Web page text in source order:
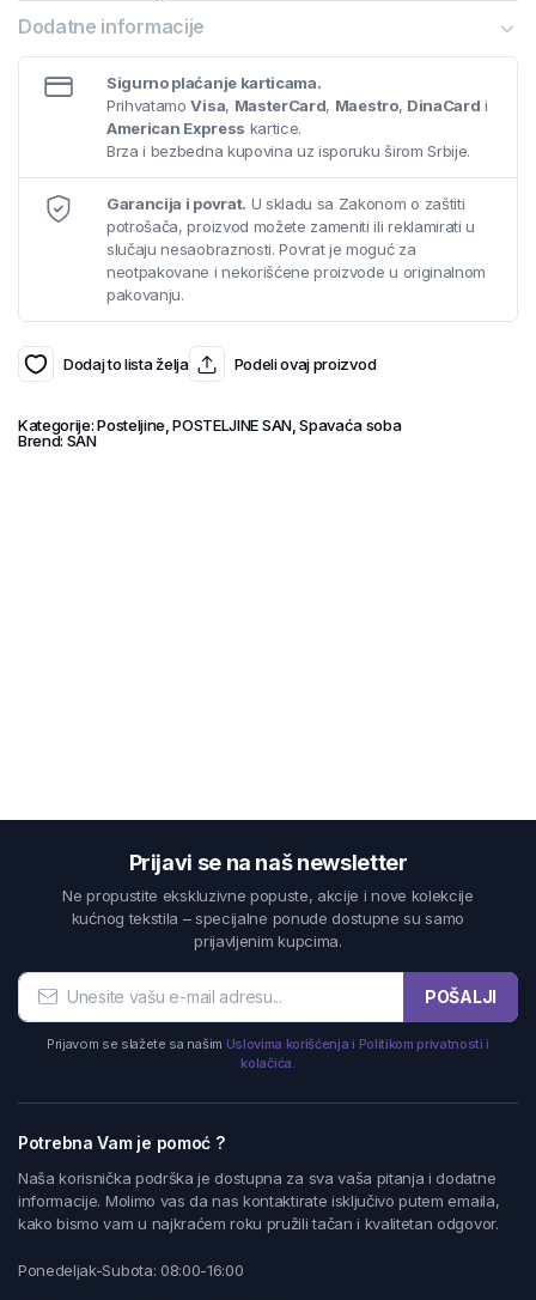
Dodatne informacije
Sigurno plaćanje karticama.
PrihvatamoVisa, MasterCard, Maestro, DinaCard i
American Express kartice.
Brza i bezbedna kupovina uz isporuku širom Srbije.
Garancija i povrat. U skladu sa Zakonom o zaštiti
potrošača, proizvod možete zameniti ili reklamirati u
slučaju nesaobraznosti. Povrat je moguć za
neotpakovane i nekorišćene proizvode u originalnom
pakovanju.
Dodaj to lista želja Podeli ovaj proizvod
Kategorije:Posteljine ,POSTELJINE SAN,Spavaća soba
Brend: SAN
Prijavi se na naš newsletter
Ne propustite ekskluzivne popuste, akcije i nove kolekcije
kućnog tekstila – specijalne ponude dostupne su samo
prijavljenim kupcima.
POŠALJI
Prijavom se slažete sa našim Uslovima korišćenja i Politikom privatnosti i
kolačića.
Potrebna Vam je pomoć ?
Naša korisnička podrška je dostupna za sva vaša pitanja i dodatne
informacije. Molimo vas da nas kontaktirate isključivo putem emaila,
kako bismo vam u najkraćem roku pružili tačan i kvalitetan odgovor.
Ponedeljak-Subota: 08:00-16:00